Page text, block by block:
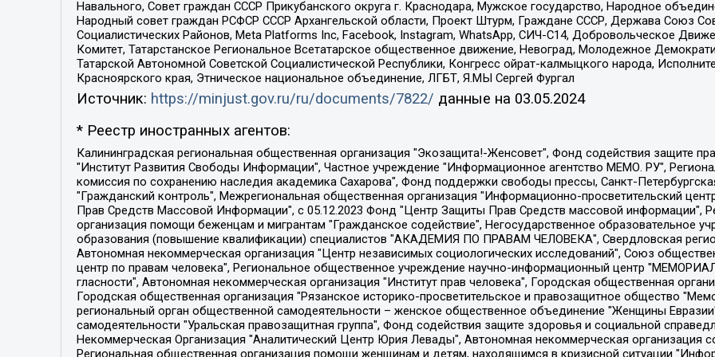
Навального, Совет граждан СССР Прикубанского округа г. Краснодара, Мужское государство, Народное
Народный совет граждан РСФСР СССР Архангельской области, Проект Штурм, Граждане СССР, Держава Союз
Социалистических Районов, Meta Platforms Inc, Facebook, Instagram, WhatsApp, СИЧ-С14, Добровольческое
Комитет, Татарстанское Региональное Всетатарское общественное движение, Невоград, Молодежное
Татарской Автономной Советской Социалистической Республики, Конгресс ойрат-калмыцкого народа,
Красноярского края, Этническое национальное объединение, ЛГБТ, Я.МЫ Сергей Фургал
Источник: https://minjust.gov.ru/ru/documents/7822/ данные на 03.05.2024
* Реестр иностранных агентов:
Калининградская региональная общественная организация "Экозащита!-Женсовет", Фонд содействия защите прав и свобод граждан "Общественный вердикт", Фонд "Институт Развития Свободы Информации", Частное учреждение "Информационное агентство МЕМО. РУ", Региональная общественная организация "Общественная комиссия по сохранению наследия академика Сахарова", Фонд поддержки свободы прессы, Санкт-Петербургская общественная правозащитная организация "Гражданский контроль", Межрегиональная общественная организация "Информационно-просветительский центр "Мемориал", Региональный Фонд "Центр Защиты Прав Средств Массовой Информации", с 05.12.2023 Фонд "Центр Защиты Прав Средств массовой информации", Региональная общественная благотворительная организация помощи беженцам и мигрантам "Гражданское содействие", Негосударственное образовательное учреждение дополнительного профессионального образования (повышение квалификации) специалистов "АКАДЕМИЯ ПО ПРАВАМ ЧЕЛОВЕКА", Свердловская региональная общественная организация "Сутяжник", Автономная некоммерческая организация "Центр независимых социологических исследований", Союз общественных объединений "Российский исследовательский центр по правам человека", Региональное общественное учреждение научно-информационный центр "МЕМОРИАЛ", Некоммерческая организация "Фонд защиты гласности", Автономная некоммерческая организация "Институт прав человека", Городская общественная организация "Екатеринбургское общество "МЕМОРИАЛ", Городская общественная организация "Рязанское историко-просветительское и правозащитное общество "Мемориал" (Рязанский Мемориал), Челябинский региональный орган общественной самодеятельности – женское общественное объединение "Женщины Евразии", Челябинский региональный орган общественной самодеятельности "Уральская правозащитная группа", Фонд содействия защите здоровья и социальной справедливости имени Андрея Рылькова, Автономная Некоммерческая Организация "Аналитический Центр Юрия Левады", Автономная некоммерческая организация социальной поддержки населения "Проект Апрель", Региональная общественная организация помощи женщинам и детям, находящимся в кризисной ситуации "Информационно-методический центр "Анна", Фонд содействия развитию массовых коммуникаций и правовому просвещению "Так-так-Так", Фонд содействия устойчивому развитию "Серебряная тайга", Свердловский региональный общественный фонд социальных проектов "Новое время", "Idel.Реалии", Кавказ.Реалии, Крым.Реалии, Телеканал Настоящее Время, Татаро-башкирская служба Радио Свобода (Azatliq Radiosi), Радио Свободная Европа/Радио Свобода (PCE/PC), "Сибирь.Реалии", "Фактограф", Благотворительный фонд помощи осужденным и их семьям, Автономная некоммерческая организация "Институт глобализации и социальных движений", Фонд "В защиту прав заключенных", Частное учреждение "Центр поддержки и содействия развитию средств массовой информации", Пензенский региональный общественный благотворительный фонд "Гражданский союз", "Север.Реалии", Некоммерческая организация Фонд "Правовая инициатива", Общество с ограниченной ответственностью "Радио Свободная Европа/Радио Свобода", Чешское информационное агентство "MEDIUM-ORIENT", Красноярская региональная общественная организация "Мы против СПИДа", Камалягин Денис Николаевич, Маркелов Сергей Евгеньевич, Пономарев Лев Александрович, Савицкая Людмила Алексеевна, Автономная некоммерческая организация "Центр по работе с проблемой насилия "НАСИЛИЮ.НЕТ", Межрегиональный профессиональный союз работников здравоохранения "Альянс врачей", Юридическое лицо, зарегистрированное в Латвийской Республике, SIA "Medusa Project" (регистрационный номер 40103797863, дата регистрации 10.06.2014), Некоммерческая организация "Фонд по борьбе с коррупцией", Автономная некоммерческая организация "Институт права и публичной политики", Баданин Роман Сергеевич, Гликин Максим Александрович, Железнова Мария Михайловна, Лукьянова Юлия Сергеевна, Маетная Елизавета Витальевна, Маняхин Петр Борисович, Чуракова Ольга Владимировна, Ярош Юлия Петровна, Юридическое лицо "The Insider SIA", зарегистрированное в Риге, Латвийская Республика (дата регистрации 26.06.2015), являющееся администратором доменного имени интернет-издания "The Insider SIA", https://theins.ru, Постернак Алексей Евгеньевич, Рубин Михаил Аркадьевич, Анин Роман Александрович, Юридическое лицо Istories fonds, зарегистрированное в Латвийской Республике (регистрационный номер 50008295751, дата регистрации 24.02.2020), Великовский Дмитрий Александрович, Долинина Ирина Николаевна, Мароховская Алеся Алексеевна, Шлейнов Роман Юрьевич, Шмагун Олеся Валентиновна, Общество с ограниченной ответственностью "Альтаир 2021", Общество с ограниченной ответственностью "Вега 2021", Общество с ограниченной ответственностью "Главный редактор 2021", Общество с ограниченной ответственностью "Ромашки монолит", Важенков Артем Валерьевич, Ивановская областная общественная организация "Центр гендерных исследований", Гурман Юрий Альбертович, Медиапроект "ОВД-Инфо", Егоров Владимир Владимирович, Жилинский Владимир Александрович, Общество с ограниченной ответственностью "ЗП", Иванова София Юрьевна, Карезина Инна Павловна, Кильтау Екатерина Викторовна, Петров Алексей Викторович, Пискунов Сергей Евгеньевич, Смирнов Сергей Сергеевич, Тихонов Михаил Сергеевич, Общество с ограниченной ответственностью "ЖУРНАЛИСТ-ИНОСТРАННЫЙ АГЕНТ", Арапова Галина Юрьевна, Вольтская Татьяна Анатольевна, Американская компания "Mason G.E.S. Anonymous Foundation" (США), являющаяся владельцем интернет-издания https://mnews.world/, Компания "Stichting Bellingcat", зарегистрированная в Нидерландах (дата регистрации 11.07.2018), Захаров Андрей Вячеславович, Клепиковская Екатерина Дмитриевна, Общество с ограниченной ответственностью "МЕМО", Перл Роман Александрович, Симонов Евгений Алексеевич, Соловьева Елена Анатольевна, Сотников Даниил Владимирович, Сурначева Елизавета Дмитриевна, Автономная некоммерческая организация по защите прав человека и информированию населения "Якутия – Наше Мнение", Общество с ограниченной ответственностью "Москоу диджитал медиа", с 26.01.2023 Общество с ограниченной ответственностью "Чайка Белые сады", Ветошкина Валерия Валерьевна, Заговора Максим Александрович, Межрегиональное общественное движение "Российская ЛГБТ - сеть", Оленичев Максим Владимирович, Павлов Иван Юрьевич, Скворцова Елена Сергеевна, Общество с ограниченной ответственностью "Как бы инагент", Кочетков Игорь Викторович, Общество с ограниченной ответственностью "Честные выборы", Еланчик Олег Александрович, Общество с ограниченной ответственностью "Нобелевский призыв", Гималова Регина Эмилевна, Григорьев Андрей Валерьевич, Григорьева Алина Александровна, Ассоциация по содействию защите прав призывников, альтернативнослужащих и военнослужащих "Правозащитная группа